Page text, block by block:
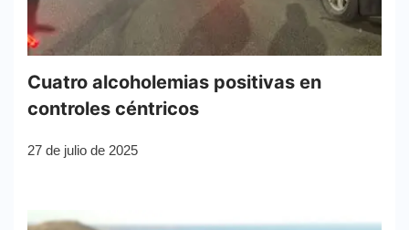
Cuatro alcoholemias positivas en
controles céntricos
27 de julio de 2025